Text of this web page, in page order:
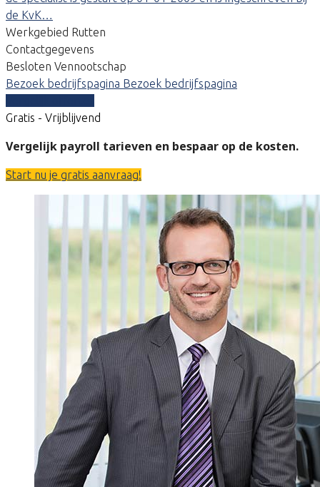
de KvK…
Werkgebied Rutten
Contactgegevens
Besloten Vennootschap
Bezoek bedrijfspagina Bezoek bedrijfspagina
Gratis - Vrijblijvend
Vergelijk payroll tarieven en bespaar op de kosten.
Start nu je gratis aanvraag!